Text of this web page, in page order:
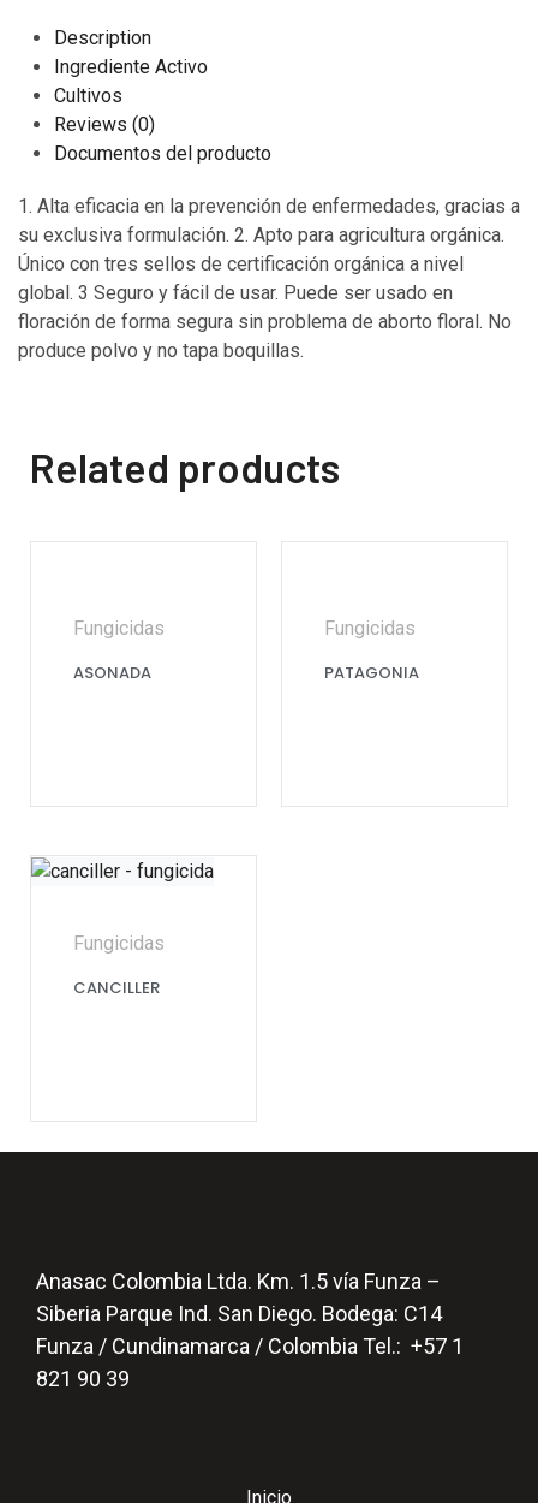
Description
Ingrediente Activo
Cultivos
Reviews (0)
Documentos del producto
1. Alta eficacia en la prevención de enfermedades, gracias a
su exclusiva formulación. 2. Apto para agricultura orgánica.
Único con tres sellos de certificación orgánica a nivel
global. 3 Seguro y fácil de usar. Puede ser usado en
floración de forma segura sin problema de aborto floral. No
produce polvo y no tapa boquillas.
Related products
Fungicidas
ASONADA
Fungicidas
PATAGONIA
Fungicidas
CANCILLER
Anasac Colombia Ltda. Km. 1.5 vía Funza –
Siberia Parque Ind. San Diego. Bodega: C14
Funza / Cundinamarca / Colombia Tel.: +57 1
821 90 39
Inicio